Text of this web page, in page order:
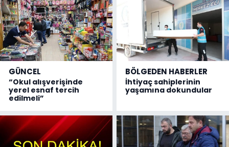
GÜNCEL
“Okul alışverişinde
yerel esnaf tercih
edilmeli”
BÖLGEDEN HABERLER
İhtiyaç sahiplerinin
yaşamına dokundular